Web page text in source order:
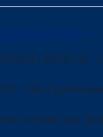
–
2024 | 09:00 Uhr -
– Die
in Höhe von